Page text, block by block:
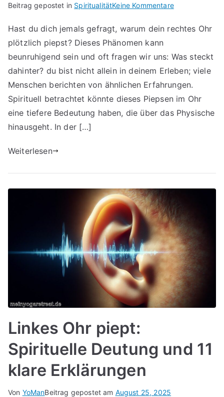
Beitrag gepostet in SpiritualitätKeine Kommentarefür
im
Ohr:
Spirituelle
hinter
Phänomen
Hast du dich jemals gefragt, warum dein rechtes Ohr
plötzlich piepst? Dieses Phänomen kann
beunruhigend sein und oft fragen wir uns: Was steckt
dahinter? du bist nicht allein in deinem Erleben; viele
Menschen berichten von ähnlichen Erfahrungen.
Spirituell betrachtet könnte dieses Piepsen im Ohr
eine tiefere Bedeutung haben, die über das Physische
hinausgeht. In der […]
Weiterlesen
Linkes Ohr piept:
Spirituelle Deutung und 11
klare Erklärungen
Von YoManBeitrag gepostet am August 25, 2025